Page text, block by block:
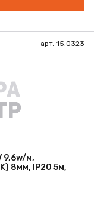
арт. 15.0323
9,6w/м,
8мм, IP20 5м,